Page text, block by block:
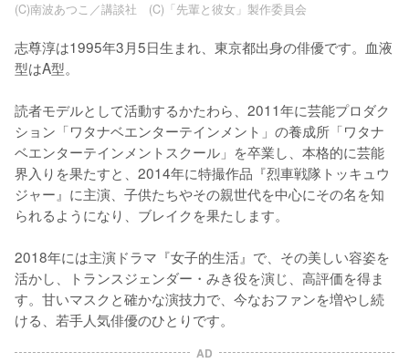
(C)南波あつこ／講談社 (C)「先輩と彼女」製作委員会
志尊淳は1995年3月5日生まれ、東京都出身の俳優です。血液
型はA型。
読者モデルとして活動するかたわら、2011年に芸能プロダク
ション「ワタナベエンターテインメント」の養成所「ワタナ
ベエンターテインメントスクール」を卒業し、本格的に芸能
界入りを果たすと、2014年に特撮作品『烈車戦隊トッキュウ
ジャー』に主演、子供たちやその親世代を中心にその名を知
られるようになり、ブレイクを果たします。
2018年には主演ドラマ『女子的生活』で、その美しい容姿を
活かし、トランスジェンダー・みき役を演じ、高評価を得ま
す。甘いマスクと確かな演技力で、今なおファンを増やし続
ける、若手人気俳優のひとりです。
AD